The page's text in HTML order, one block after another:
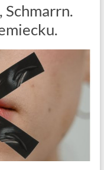
Schmarrn.